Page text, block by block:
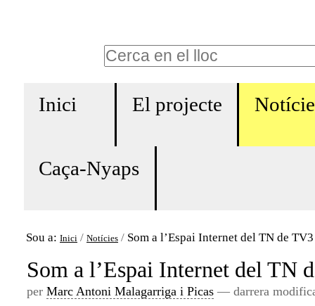
Salta
navegació
avançada…
Navigation
Inici El projecte
Caça-Nyaps
Sou a: Inici /Notícies / Som a l’Espai Internet del TN de TV3
Som a l’Espai Internet del TN
per Marc Antoni Malagarriga i Picas— darrera